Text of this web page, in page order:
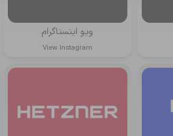
ویو اینستاگرام
View Instagram